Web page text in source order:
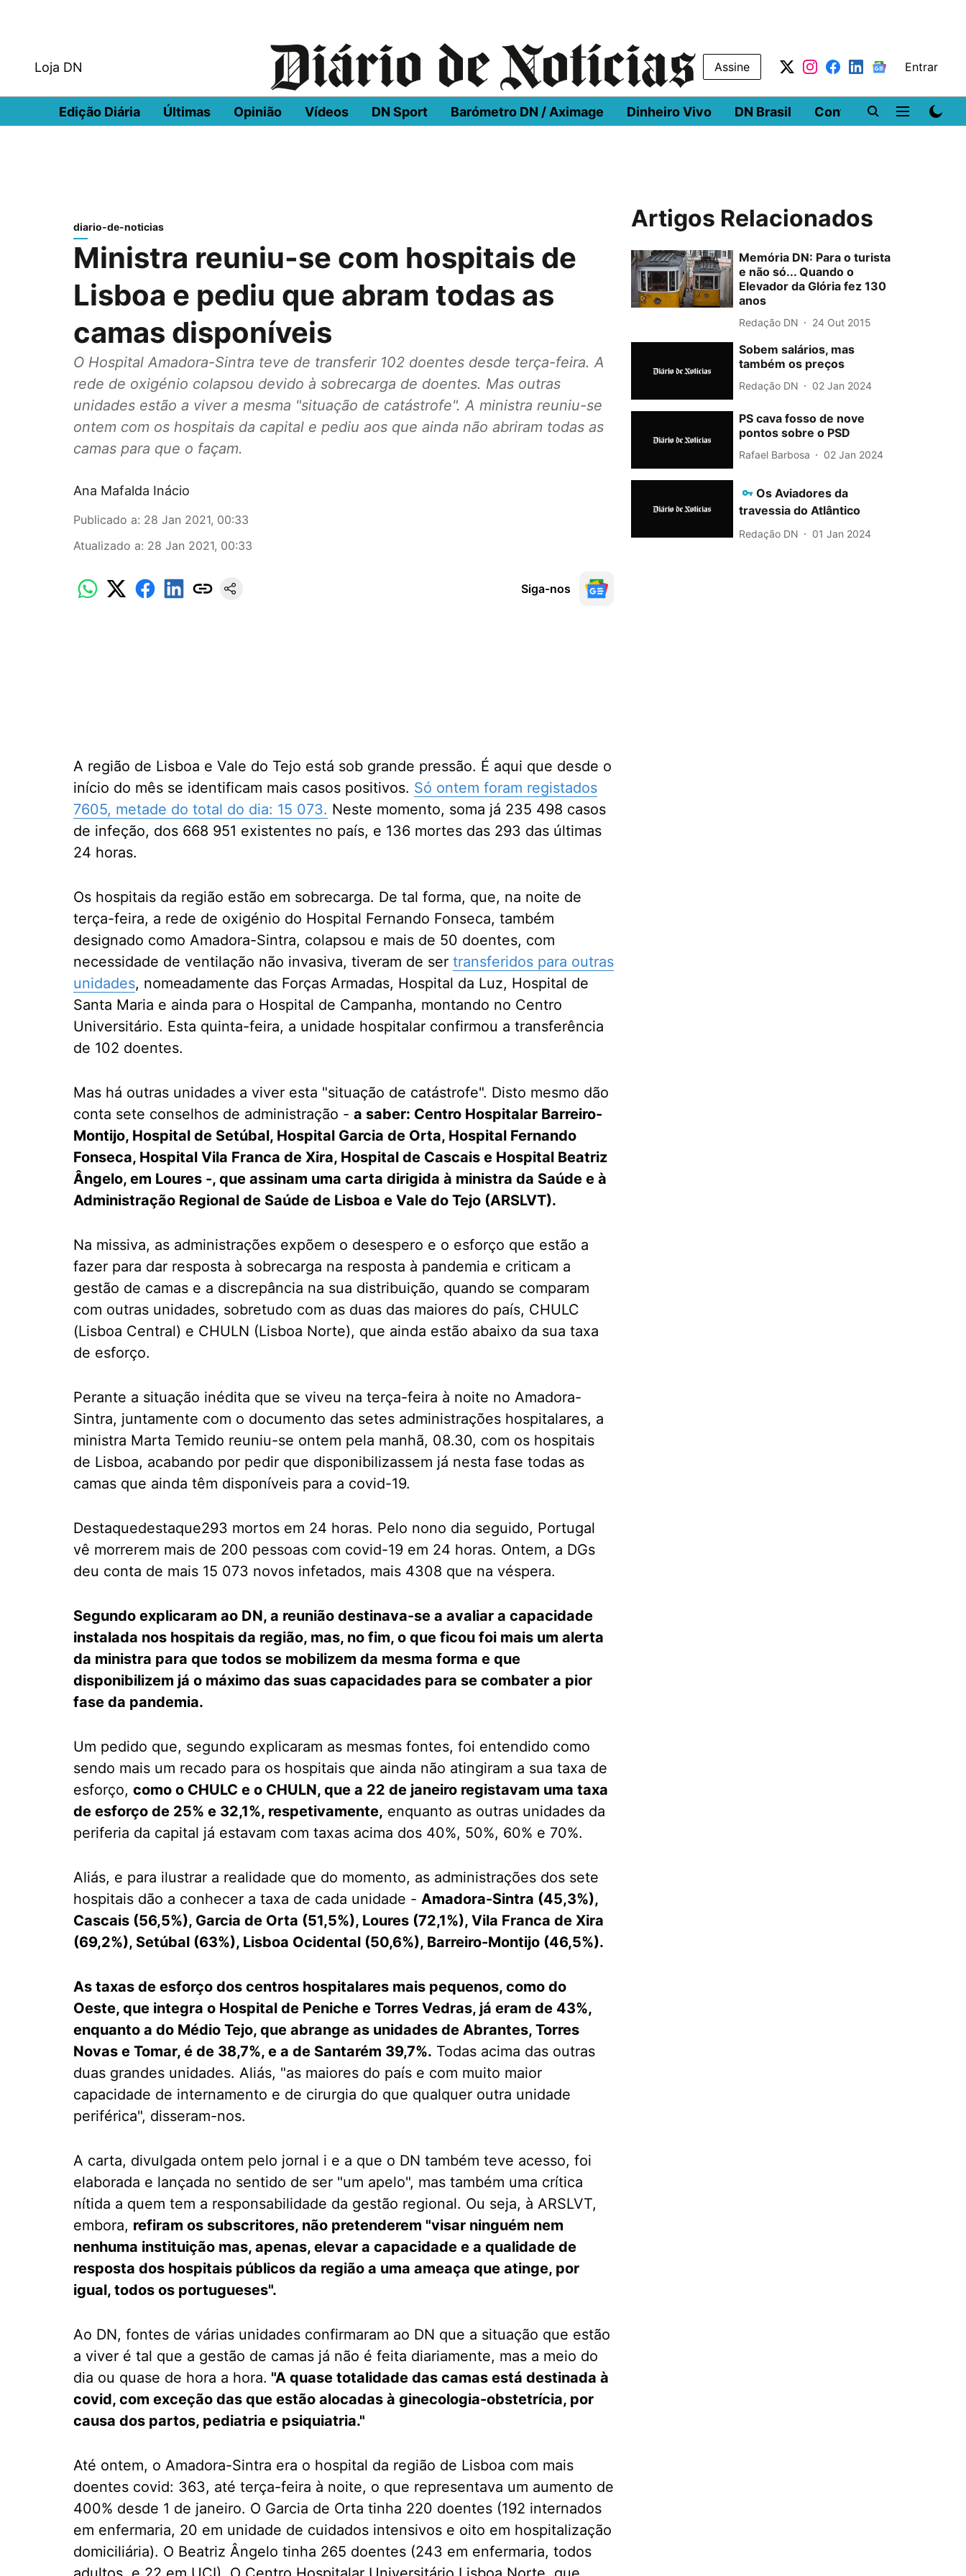
Loja DN Assine Entrar
Edição Diária Últimas Opinião Vídeos DN Sport Barómetro DN / Aximage Dinheiro Vivo DN Brasil Conferências DN
diario-de-noticias
Ministra reuniu-se com hospitais de
Lisboa e pediu que abram todas as
camas disponíveis
O Hospital Amadora-Sintra teve de transferir 102 doentes desde terça-feira. A
rede de oxigénio colapsou devido à sobrecarga de doentes. Mas outras
unidades estão a viver a mesma "situação de catástrofe". A ministra reuniu-se
ontem com os hospitais da capital e pediu aos que ainda não abriram todas as
camas para que o façam.
Ana Mafalda Inácio
Publicado a: 28 Jan 2021, 00:33
Atualizado a: 28 Jan 2021, 00:33
Siga-nos
A região de Lisboa e Vale do Tejo está sob grande pressão. É aqui que desde o
início do mês se identificam mais casos positivos. Só ontem foram registados
7605, metade do total do dia: 15 073. Neste momento, soma já 235 498 casos
de infeção, dos 668 951 existentes no país, e 136 mortes das 293 das últimas
24 horas.
Os hospitais da região estão em sobrecarga. De tal forma, que, na noite de
terça-feira, a rede de oxigénio do Hospital Fernando Fonseca, também
designado como Amadora-Sintra, colapsou e mais de 50 doentes, com
necessidade de ventilação não invasiva, tiveram de ser transferidos para outras
unidades, nomeadamente das Forças Armadas, Hospital da Luz, Hospital de
Santa Maria e ainda para o Hospital de Campanha, montando no Centro
Universitário. Esta quinta-feira, a unidade hospitalar confirmou a transferência
de 102 doentes.
Mas há outras unidades a viver esta "situação de catástrofe". Disto mesmo dão
conta sete conselhos de administração - a saber: Centro Hospitalar Barreiro-
Montijo, Hospital de Setúbal, Hospital Garcia de Orta, Hospital Fernando
Fonseca, Hospital Vila Franca de Xira, Hospital de Cascais e Hospital Beatriz
Ângelo, em Loures -, que assinam uma carta dirigida à ministra da Saúde e à
Administração Regional de Saúde de Lisboa e Vale do Tejo (ARSLVT).
Na missiva, as administrações expõem o desespero e o esforço que estão a
fazer para dar resposta à sobrecarga na resposta à pandemia e criticam a
gestão de camas e a discrepância na sua distribuição, quando se comparam
com outras unidades, sobretudo com as duas das maiores do país, CHULC
(Lisboa Central) e CHULN (Lisboa Norte), que ainda estão abaixo da sua taxa
de esforço.
Perante a situação inédita que se viveu na terça-feira à noite no Amadora-
Sintra, juntamente com o documento das setes administrações hospitalares, a
ministra Marta Temido reuniu-se ontem pela manhã, 08.30, com os hospitais
de Lisboa, acabando por pedir que disponibilizassem já nesta fase todas as
camas que ainda têm disponíveis para a covid-19.
Destaquedestaque293 mortos em 24 horas. Pelo nono dia seguido, Portugal
vê morrerem mais de 200 pessoas com covid-19 em 24 horas. Ontem, a DGs
deu conta de mais 15 073 novos infetados, mais 4308 que na véspera.
Segundo explicaram ao DN, a reunião destinava-se a avaliar a capacidade
instalada nos hospitais da região, mas, no fim, o que ficou foi mais um alerta
da ministra para que todos se mobilizem da mesma forma e que
disponibilizem já o máximo das suas capacidades para se combater a pior
fase da pandemia.
Um pedido que, segundo explicaram as mesmas fontes, foi entendido como
sendo mais um recado para os hospitais que ainda não atingiram a sua taxa de
esforço, como o CHULC e o CHULN, que a 22 de janeiro registavam uma taxa
de esforço de 25% e 32,1%, respetivamente, enquanto as outras unidades da
periferia da capital já estavam com taxas acima dos 40%, 50%, 60% e 70%.
Aliás, e para ilustrar a realidade que do momento, as administrações dos sete
hospitais dão a conhecer a taxa de cada unidade - Amadora-Sintra (45,3%),
Cascais (56,5%), Garcia de Orta (51,5%), Loures (72,1%), Vila Franca de Xira
(69,2%), Setúbal (63%), Lisboa Ocidental (50,6%), Barreiro-Montijo (46,5%).
As taxas de esforço dos centros hospitalares mais pequenos, como do
Oeste, que integra o Hospital de Peniche e Torres Vedras, já eram de 43%,
enquanto a do Médio Tejo, que abrange as unidades de Abrantes, Torres
Novas e Tomar, é de 38,7%, e a de Santarém 39,7%. Todas acima das outras
duas grandes unidades. Aliás, "as maiores do país e com muito maior
capacidade de internamento e de cirurgia do que qualquer outra unidade
periférica", disseram-nos.
A carta, divulgada ontem pelo jornal i e a que o DN também teve acesso, foi
elaborada e lançada no sentido de ser "um apelo", mas também uma crítica
nítida a quem tem a responsabilidade da gestão regional. Ou seja, à ARSLVT,
embora, refiram os subscritores, não pretenderem "visar ninguém nem
nenhuma instituição mas, apenas, elevar a capacidade e a qualidade de
resposta dos hospitais públicos da região a uma ameaça que atinge, por
igual, todos os portugueses".
Ao DN, fontes de várias unidades confirmaram ao DN que a situação que estão
a viver é tal que a gestão de camas já não é feita diariamente, mas a meio do
dia ou quase de hora a hora. "A quase totalidade das camas está destinada à
covid, com exceção das que estão alocadas à ginecologia-obstetrícia, por
causa dos partos, pediatria e psiquiatria."
Até ontem, o Amadora-Sintra era o hospital da região de Lisboa com mais
doentes covid: 363, até terça-feira à noite, o que representava um aumento de
400% desde 1 de janeiro. O Garcia de Orta tinha 220 doentes (192 internados
em enfermaria, 20 em unidade de cuidados intensivos e oito em hospitalização
domiciliária). O Beatriz Ângelo tinha 265 doentes (243 em enfermaria, todos
Artigos Relacionados
Memória DN: Para o turista
e não só... Quando o
Elevador da Glória fez 130
anos
Redação DN 24 Out 2015
Sobem salários, mas
também os preços
Redação DN 02 Jan 2024
PS cava fosso de nove
pontos sobre o PSD
Rafael Barbosa 02 Jan 2024
Os Aviadores da
travessia do Atlântico
Redação DN 01 Jan 2024